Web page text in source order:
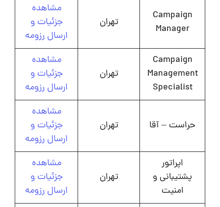
Campaign
Manager
تهران
مشاهده
جزئیات و
ارسال رزومه
Campaign
Management
Specialist
تهران
مشاهده
جزئیات و
ارسال رزومه
حراست – آقا تهران
مشاهده
جزئیات و
ارسال رزومه
اپراتور
پشتیبانی و
امنیت
تهران
مشاهده
جزئیات و
ارسال رزومه